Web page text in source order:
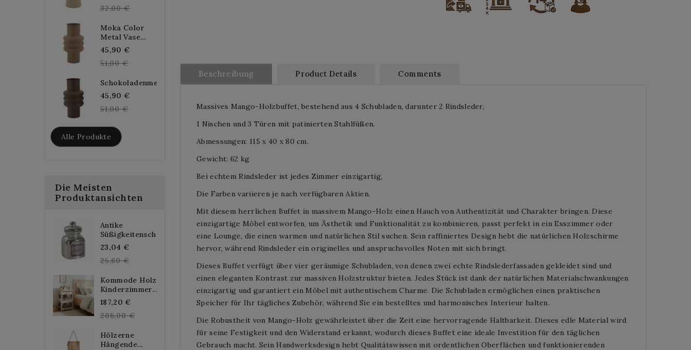
price
32,00 €
Moka Color
Metal Vase...
45,90 €
51,00 €
Schokoladenmetallvase...
45,90 €
51,00 €
Alle Produkte
Die Meisten
Produktansichten
Antike
Süßigkeitenschachtel...
23,04 €
price
25,60 €
Kommode Holz
Kinderzimmer...
187,20 €
price
208,00 €
Hölzerne
Hängende...
Beschreibung Product Details Comments
Massives Mango-Holzbuffet, bestehend aus 4 Schubladen, darunter 2 Rindsleder,
1 Nischen und 3 Türen mit patinierten Stahlfüßen.
Abmessungen: 115 x 40 x 80 cm.
Gewicht: 62 kg
Bei echtem Rindsleder ist jedes Zimmer einzigartig,
Die Farben variieren je nach verfügbaren Aktien.
Mit diesem herrlichen Buffet in massivem Mango-Holz einen Hauch von Authentizität und Charakter bringen. Diese
einzigartige Möbel entworfen, um Ästhetik und Funktionalität zu kombinieren, passt perfekt in ein Esszimmer oder
eine Lounge, die einen warmen und natürlichen Stil suchen. Sein raffiniertes Design hebt die natürlichen Holzschirme
hervor, während Rindsleder ein originelles und anspruchsvolles Noten mit sich bringt.
Dieses Buffet verfügt über vier geräumige Schubladen, von denen zwei echte Rindslederfassaden gekleidet sind und
einen eleganten Kontrast zur massiven Holzstruktur bieten. Jedes Stück ist dank der natürlichen Materialschwankungen
einzigartig und garantiert ein Möbel mit authentischem Charme. Die Schubladen ermöglichen einen praktischen
Speicher für Ihr tägliches Zubehör, während Sie ein bestelltes und harmonisches Interieur halten.
Die Robustheit von Mango-Holz gewährleistet über die Zeit eine hervorragende Haltbarkeit. Dieses edle Material wird
für seine Festigkeit und den Widerstand erkannt, wodurch dieses Buffet eine ideale Investition für den täglichen
Gebrauch macht. Sein Handwerksdesign hebt Qualitätswissen mit ordentlichen Oberflächen und funktionierenden